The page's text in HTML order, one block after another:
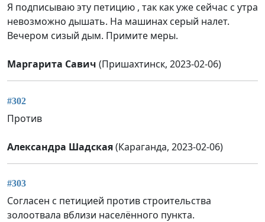
Я подписываю эту петицию , так как уже сейчас с утра
невозможно дышать. На машинах серый налет.
Вечером сизый дым. Примите меры.
Маргарита Савич (Пришахтинск, 2023-02-06)
#302
Против
Александра Шадская(Караганда, 2023-02-06)
#303
Согласен с петицией против строительства
золоотвала вблизи населённого пункта.